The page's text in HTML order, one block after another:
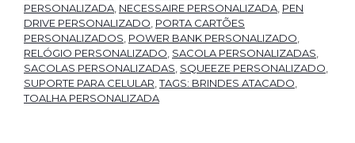
PERSONALIZADA NECESSAIRE PERSONALIZADA PEN
DRIVE PERSONALIZADO PORTA CARTÕES
PERSONALIZADOS POWER BANK PERSONALIZADO
RELÓGIO PERSONALIZADO SACOLA PERSONALIZADAS
SACOLAS PERSONALIZADAS SQUEEZE PERSONALIZADO
SUPORTE PARA CELULAR ,TAGS: BRINDES ATACADO
TOALHA PERSONALIZADA